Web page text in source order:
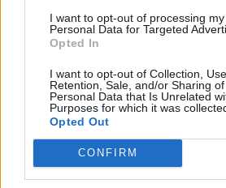
I want to opt-out of processing my
Personal Data for Targeted
Opted In
I want to opt-out of Collection, Use,
Retention, Sale, and/or Sharing
Personal Data that Is Unrelated
Purposes for which it was
Opted Out
CONFIRM
Renginyje taip pat
gydytoja Jurga Dūdienė
gyventojai storosios žarnos
ankstyvosios diagnostikos
dalyvauja vangiai, neretai
nepagrįstų baimių.